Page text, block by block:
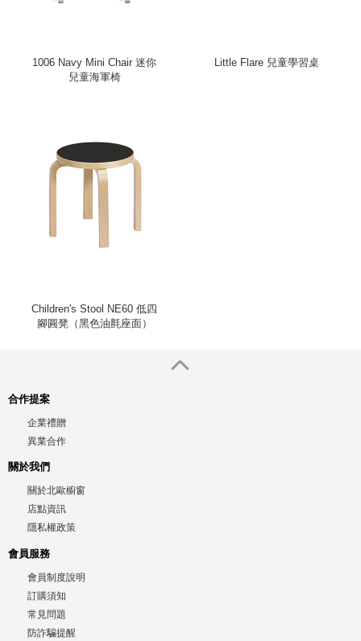
1006 Navy Mini Chair 迷你
兒童海軍椅
Little Flare 兒童學習桌
Children's Stool NE60 低四
腳圓凳（黑色油氈座面）
合作提案
企業禮贈
異業合作
關於我們
關於北歐櫥窗
店點資訊
隱私權政策
會員服務
會員制度說明
訂購須知
常見問題
防詐騙提醒